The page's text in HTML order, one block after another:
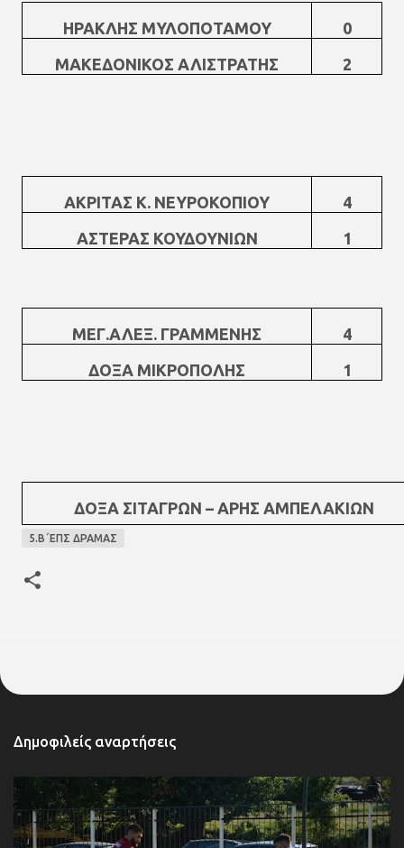
ΗΡΑΚΛΗΣ ΜΥΛΟΠΟΤΑΜΟΥ
0
ΜΑΚΕΔΟΝΙΚΟΣ ΑΛΙΣΤΡΑΤΗΣ
2
ΑΚΡΙΤΑΣ Κ. ΝΕΥΡΟΚΟΠΙΟΥ
4
ΑΣΤΕΡΑΣ ΚΟΥΔΟΥΝΙΩΝ
1
ΜΕΓ.ΑΛΕΞ. ΓΡΑΜΜΕΝΗΣ
4
ΔΟΞΑ ΜΙΚΡΟΠΟΛΗΣ
1
ΔΟΞΑ ΣΙΤΑΓΡΩΝ – ΑΡΗΣ ΑΜΠΕΛΑΚΙΩΝ
5.Β΄ΕΠΣ ΔΡΑΜΑΣ
Δημοφιλείς αναρτήσεις